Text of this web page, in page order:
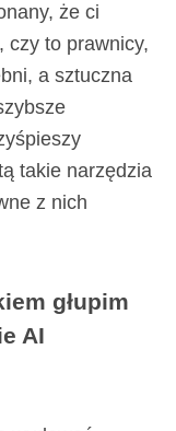
że ci
czy to prawnicy,
a sztuczna
takie narzędzia
z nich
głupim
AI